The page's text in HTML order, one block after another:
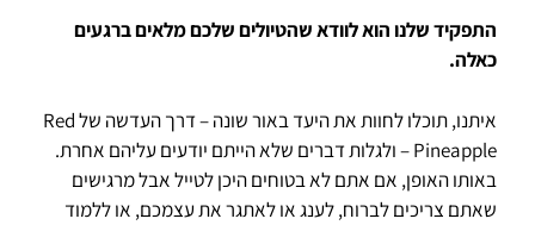
התפקיד שלנו הוא לוודא שהטיולים שלכם מלאים ברגעים
כאלה.
איתנו, תוכלו לחוות את היעד באור שונה – דרך העדשה של Red
Pineapple – ולגלות דברים שלא הייתם יודעים עליהם אחרת.
באותו האופן, אם אתם לא בטוחים היכן לטייל אבל מרגישים
שאתם צריכים לברוח, לענג או לאתגר את עצמכם, או ללמוד